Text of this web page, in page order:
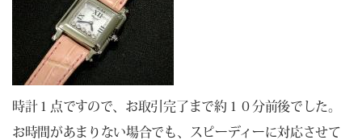
時計１点ですので、お取引完了まで約１０分前後でした。
お時間があまりない場合でも、スピーディーに対応させて